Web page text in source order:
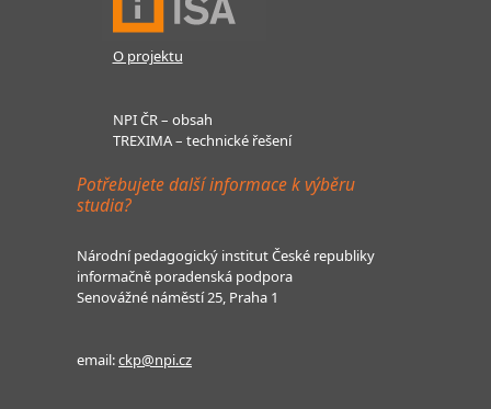
O projektu
NPI ČR – obsah
TREXIMA – technické řešení
Potřebujete další informace k výběru
studia?
Národní pedagogický institut České republiky
informačně poradenská podpora
Senovážné náměstí 25, Praha 1
email:ckp@npi.cz